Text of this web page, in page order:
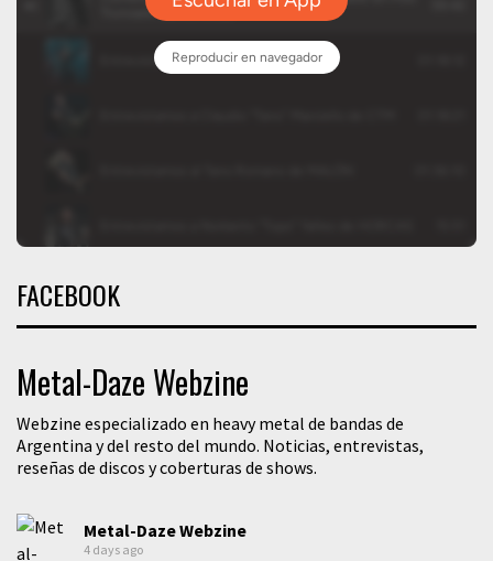
FACEBOOK
Metal-Daze Webzine
Webzine especializado en heavy metal de bandas de
Argentina y del resto del mundo. Noticias, entrevistas,
reseñas de discos y coberturas de shows.
Metal-Daze Webzine
4 days ago